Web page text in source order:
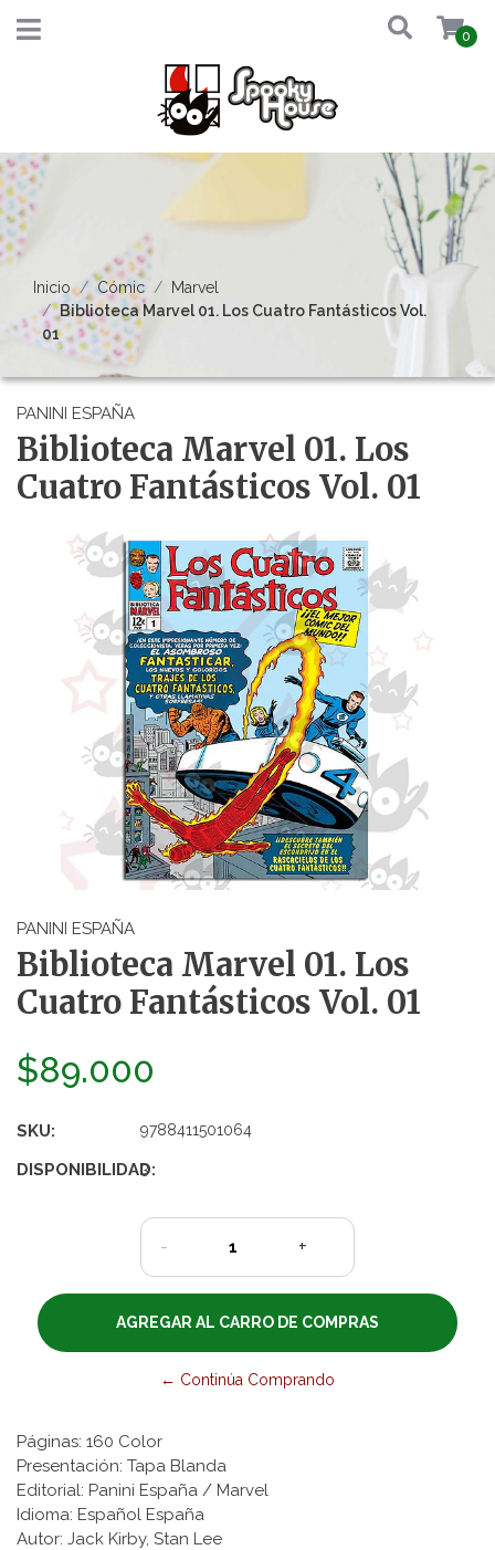
0
Inicio Cómic
Marvel
Biblioteca Marvel 01. Los Cuatro Fantásticos Vol.
01
PANINI ESPAÑA
Biblioteca Marvel 01. Los
Cuatro Fantásticos Vol. 01
PANINI ESPAÑA
Biblioteca Marvel 01. Los
Cuatro Fantásticos Vol. 01
$89.000
SKU: 9788411501064
DISPONIBILIDAD:
3
- +
← Continúa Comprando
Páginas: 160 Color
Presentación: Tapa Blanda
Editorial: Panini España / Marvel
Idioma: Español España
Autor: Jack Kirby, Stan Lee